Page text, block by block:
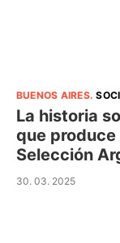
BUENOS AIRES.
La historia
que produce
Selección
30. 03. 2025